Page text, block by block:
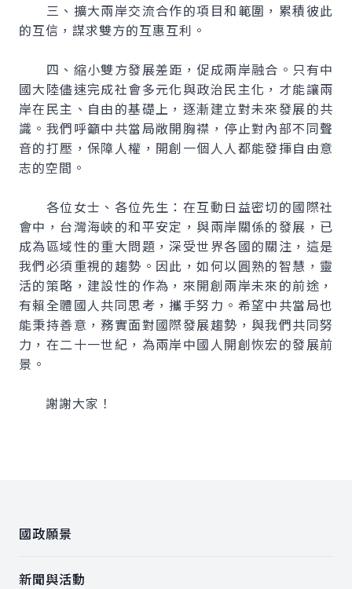
三、擴大兩岸交流合作的項目和範圍，累積彼此
的互信，謀求雙方的互惠互利。
四、縮小雙方發展差距，促成兩岸融合。只有中
國大陸儘速完成社會多元化與政治民主化，才能讓兩
岸在民主、自由的基礎上，逐漸建立對未來發展的共
識。我們呼籲中共當局敞開胸襟，停止對內部不同聲
音的打壓，保障人權，開創一個人人都能發揮自由意
志的空間。
各位女士、各位先生：在互動日益密切的國際社
會中，台灣海峽的和平安定，與兩岸關係的發展，已
成為區域性的重大問題，深受世界各國的關注，這是
我們必須重視的趨勢。因此，如何以圓熟的智慧，靈
活的策略，建設性的作為，來開創兩岸未來的前途，
有賴全體國人共同思考，攜手努力。希望中共當局也
能秉持善意，務實面對國際發展趨勢，與我們共同努
力，在二十一世紀，為兩岸中國人開創恢宏的發展前
景。
謝謝大家！
國政願景
新聞與活動